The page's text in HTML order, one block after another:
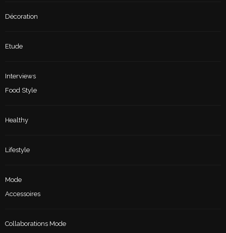
Décoration
Etude
Interviews
Food Style
Healthy
Lifestyle
Mode
Accessoires
Collaborations Mode